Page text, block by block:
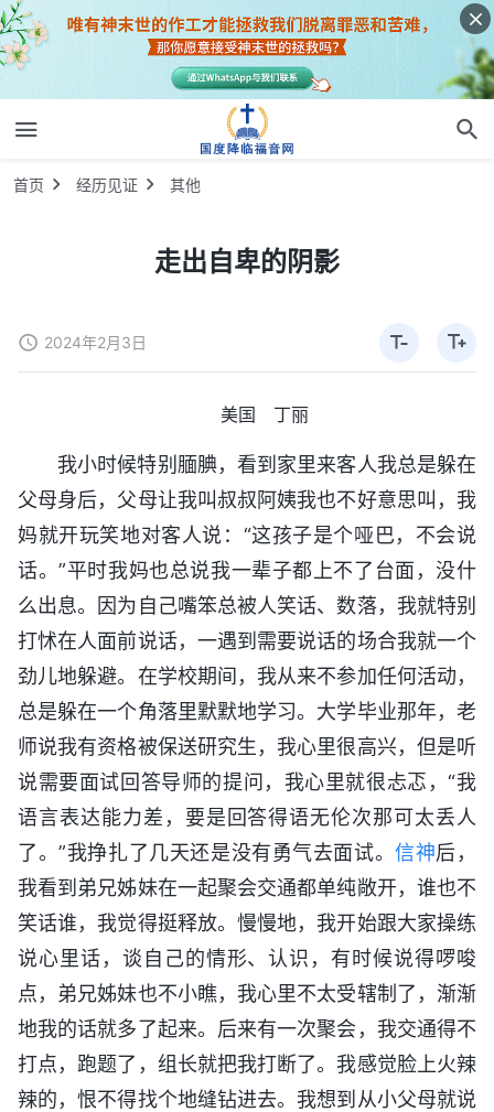
首页 经历见证 其他
走出自卑的阴影
2024年2月3日
美国 丁丽
我小时候特别腼腆，看到家里来客人我总是躲在
父母身后，父母让我叫叔叔阿姨我也不好意思叫，我
妈就开玩笑地对客人说：“这孩子是个哑巴，不会说
话。”平时我妈也总说我一辈子都上不了台面，没什
么出息。因为自己嘴笨总被人笑话、数落，我就特别
打怵在人面前说话，一遇到需要说话的场合我就一个
劲儿地躲避。在学校期间，我从来不参加任何活动，
总是躲在一个角落里默默地学习。大学毕业那年，老
师说我有资格被保送研究生，我心里很高兴，但是听
说需要面试回答导师的提问，我心里就很忐忑，“我
语言表达能力差，要是回答得语无伦次那可太丢人
了。”我挣扎了几天还是没有勇气去面试。信神后，
我看到弟兄姊妹在一起聚会交通都单纯敞开，谁也不
笑话谁，我觉得挺释放。慢慢地，我开始跟大家操练
说心里话，谈自己的情形、认识，有时候说得啰唆
点，弟兄姊妹也不小瞧，我心里不太受辖制了，渐渐
地我的话就多了起来。后来有一次聚会，我交通得不
打点，跑题了，组长就把我打断了。我感觉脸上火辣
辣的，恨不得找个地缝钻进去。我想到从小父母就说